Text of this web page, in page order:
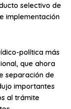
selectivo de
implementación
política más
que ahora
separación de
importantes
al trámite